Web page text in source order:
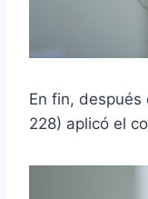
En fin,
228) aplicó el